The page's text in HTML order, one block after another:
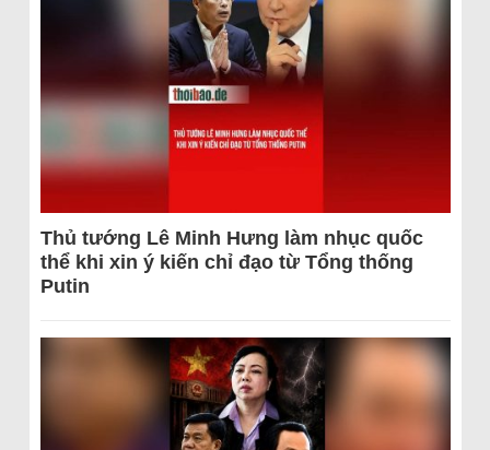
Thủ tướng Lê Minh Hưng làm nhục quốc
thể khi xin ý kiến chỉ đạo từ Tổng thống
Putin